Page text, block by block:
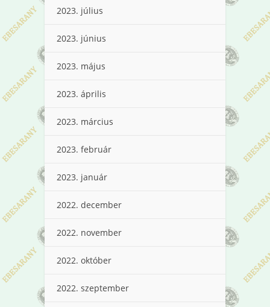
2023. július
2023. június
2023. május
2023. április
2023. március
2023. február
2023. január
2022. december
2022. november
2022. október
2022. szeptember